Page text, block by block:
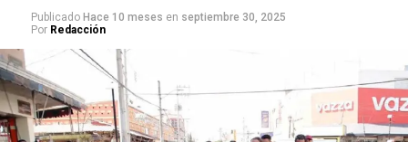
Publicado Hace 10 meses en septiembre 30, 2025
Por Redacción